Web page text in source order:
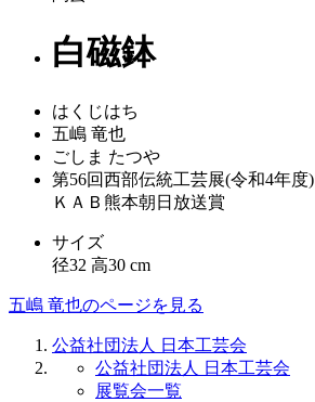
白磁鉢
はくじはち
五嶋 竜也
ごしま たつや
第56回西部伝統工芸展(令和4年度)
ＫＡＢ熊本朝日放送賞
サイズ
径32 高30 cm
五嶋 竜也のページを見る
公益社団法人 日本工芸会
公益社団法人 日本工芸会
展覧会一覧